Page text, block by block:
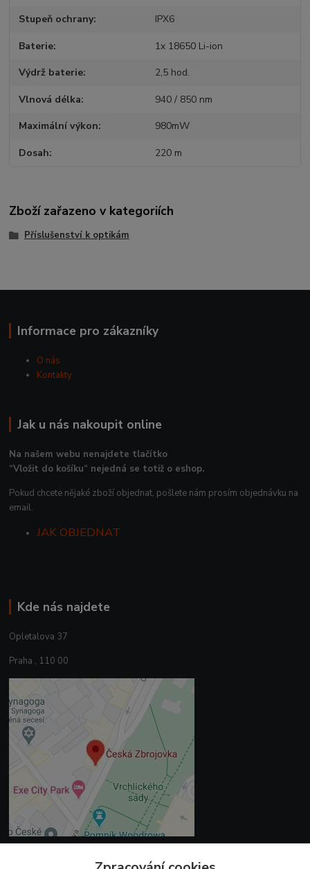
Stupeň ochrany IPX6
Baterie 1x 18650 Li-ion
Výdrž baterie 2,5 hod.
Vlnová délka 940 / 850 nm
Maximální výkon 980mW
Dosah 220 m
Zboží zařazeno v kategoriích
Příslušenství k optikám
Informace pro zákazníky
O nás
Kontakty
Jak u nás nakoupit online
Na našem webu nenajdete tlačítko
“Vložit do košíku“ nejedná se totiž o eshop.
Pokud chcete nějaké zboží objednat, pošlete nám prosím objednávku na
email.
JAK OBJEDNAT
Kde nás najdete
Opletalova 37
Praha , 110 00